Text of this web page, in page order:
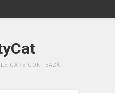
CARE CONTEAZĂ!